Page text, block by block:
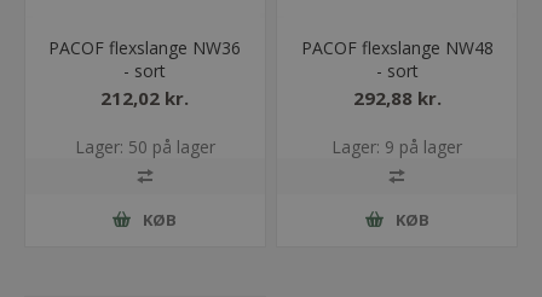
PACOF flexslange NW36
- sort
212,02 kr.
Lager: 50 på lager
KØB
PACOF flexslange NW48
- sort
292,88 kr.
Lager: 9 på lager
KØB